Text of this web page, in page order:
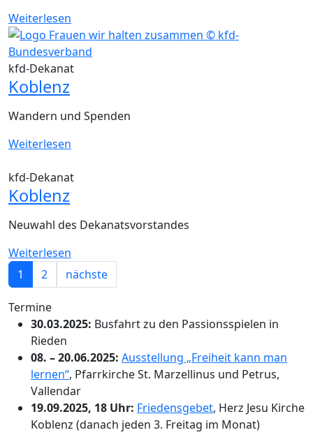
Weiterlesen
kfd-Dekanat
Koblenz
Wandern und Spenden
Weiterlesen
kfd-Dekanat
Koblenz
Neuwahl des Dekanatsvorstandes
Weiterlesen
1
2 nächste
Termine
30.03.2025: Busfahrt zu den Passionsspielen in
Rieden
08. – 20.06.2025: Ausstellung „Freiheit kann man
lernen“, Pfarrkirche St. Marzellinus und Petrus,
Vallendar
19.09.2025, 18 Uhr: Friedensgebet, Herz Jesu Kirche
Koblenz (danach jeden 3. Freitag im Monat)